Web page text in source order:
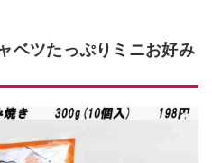
ベツたっぷりミニお好み